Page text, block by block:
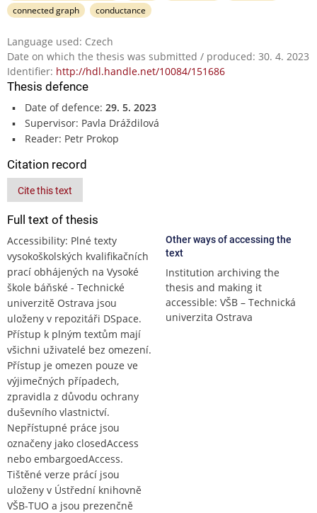
connected graph
conductance
Language used: Czech
Date on which the thesis was submitted / produced: 30. 4. 2023
Identifier: http://hdl.handle.net/10084/151686
Thesis defence
Date of defence: 29. 5. 2023
Supervisor: Pavla Dráždilová
Reader: Petr Prokop
Citation record
Cite this text
Full text of thesis
Accessibility: Plné texty
vysokoškolských kvalifikačních
prací obhájených na Vysoké
škole báňské - Technické
univerzitě Ostrava jsou
uloženy v repozitáři DSpace.
Přístup k plným textům mají
všichni uživatelé bez omezení.
Přístup je omezen pouze ve
výjimečných případech,
zpravidla z důvodu ochrany
duševního vlastnictví.
Nepřístupné práce jsou
označeny jako closedAccess
nebo embargoedAccess.
Tištěné verze prácí jsou
uloženy v Ústřední knihovně
VŠB-TUO a jsou prezenčně
Other ways of accessing the
text
Institution archiving the
thesis and making it
accessible: VŠB – Technická
univerzita Ostrava